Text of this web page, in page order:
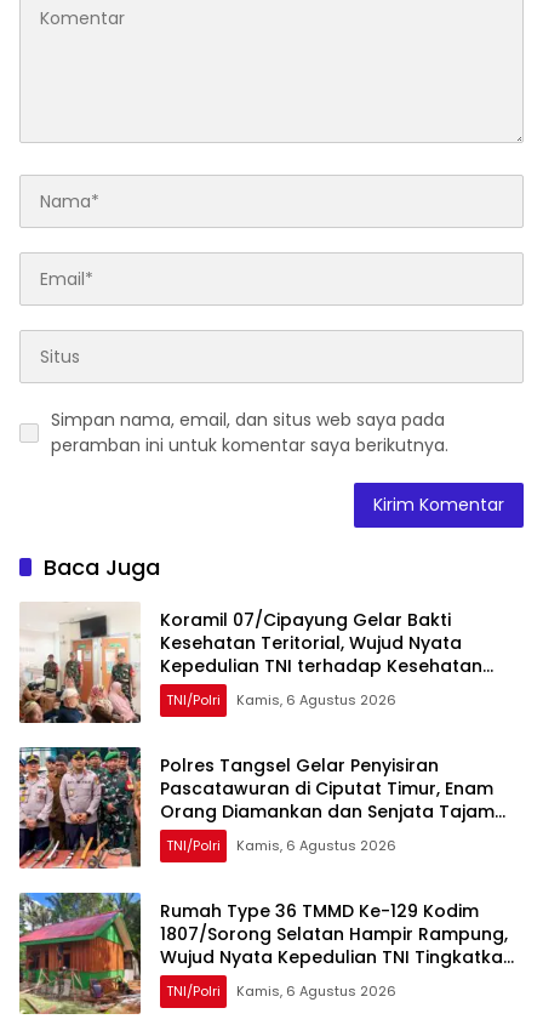
Simpan nama, email, dan situs web saya pada
peramban ini untuk komentar saya berikutnya.
Baca Juga
Koramil 07/Cipayung Gelar Bakti
Kesehatan Teritorial, Wujud Nyata
Kepedulian TNI terhadap Kesehatan
Masyarakat
TNI/Polri Kamis, 6 Agustus 2026
Polres Tangsel Gelar Penyisiran
Pascatawuran di Ciputat Timur, Enam
Orang Diamankan dan Senjata Tajam
Disita
TNI/Polri Kamis, 6 Agustus 2026
Rumah Type 36 TMMD Ke-129 Kodim
1807/Sorong Selatan Hampir Rampung,
Wujud Nyata Kepedulian TNI Tingkatkan
Kesejahteraan Warga
TNI/Polri Kamis, 6 Agustus 2026